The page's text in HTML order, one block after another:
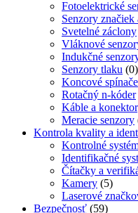
Fotoelektrické
Senzory značiek
Svetelné záclony
Vláknové
Indukčné
Senzory tlaku (0)
Koncové spínače
Rotačný n-kóder
Káble a
Meracie senzory
Kontrola kvality a
Kontrolné
Identifikačné
Čítačky a
Kamery (5)
Laserové
Bezpečnosť (59)